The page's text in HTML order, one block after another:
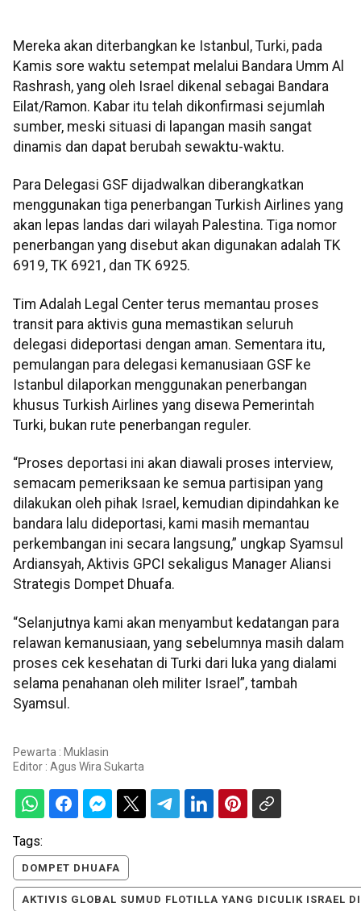
Mereka akan diterbangkan ke Istanbul, Turki, pada
Kamis sore waktu setempat melalui Bandara Umm Al
Rashrash, yang oleh Israel dikenal sebagai Bandara
Eilat/Ramon. Kabar itu telah dikonfirmasi sejumlah
sumber, meski situasi di lapangan masih sangat
dinamis dan dapat berubah sewaktu-waktu.
Para Delegasi GSF dijadwalkan diberangkatkan
menggunakan tiga penerbangan Turkish Airlines yang
akan lepas landas dari wilayah Palestina. Tiga nomor
penerbangan yang disebut akan digunakan adalah TK
6919, TK 6921, dan TK 6925.
Tim Adalah Legal Center terus memantau proses
transit para aktivis guna memastikan seluruh
delegasi dideportasi dengan aman. Sementara itu,
pemulangan para delegasi kemanusiaan GSF ke
Istanbul dilaporkan menggunakan penerbangan
khusus Turkish Airlines yang disewa Pemerintah
Turki, bukan rute penerbangan reguler.
“Proses deportasi ini akan diawali proses interview,
semacam pemeriksaan ke semua partisipan yang
dilakukan oleh pihak Israel, kemudian dipindahkan ke
bandara lalu dideportasi, kami masih memantau
perkembangan ini secara langsung,” ungkap Syamsul
Ardiansyah, Aktivis GPCI sekaligus Manager Aliansi
Strategis Dompet Dhuafa.
“Selanjutnya kami akan menyambut kedatangan para
relawan kemanusiaan, yang sebelumnya masih dalam
proses cek kesehatan di Turki dari luka yang dialami
selama penahanan oleh militer Israel”, tambah
Syamsul.
Pewarta : Muklasin
Editor : Agus Wira Sukarta
Tags:
DOMPET DHUAFA
AKTIVIS GLOBAL SUMUD FLOTILLA YANG DICULIK ISRAEL